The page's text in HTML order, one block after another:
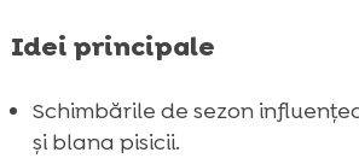
Idei principale
Schimbările de sezon
și blana pisicii.